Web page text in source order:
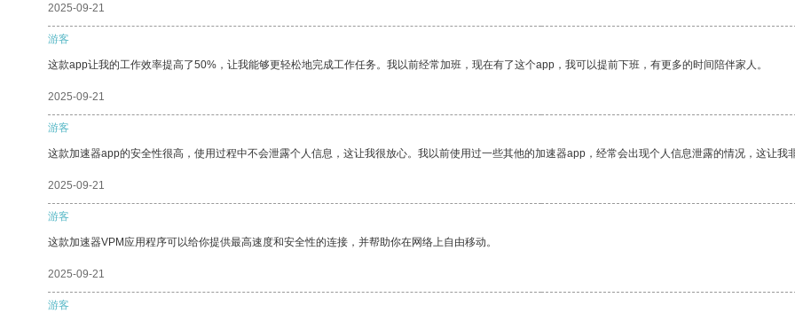
2025-09-21
游客
这款app让我的工作效率提高了50%，让我能够更轻松地完成工作任务。我以前经常加班，现在有了这个app，我可以提前下班，有更多的时间陪伴家人。
2025-09-21
游客
这款加速器app的安全性很高，使用过程中不会泄露个人信息，这让我很放心。我以前使用过一些其他的加速器app，经常会出现个人信息泄露的情况，这让我
2025-09-21
游客
这款加速器VPM应用程序可以给你提供最高速度和安全性的连接，并帮助你在网络上自由移动。
2025-09-21
游客